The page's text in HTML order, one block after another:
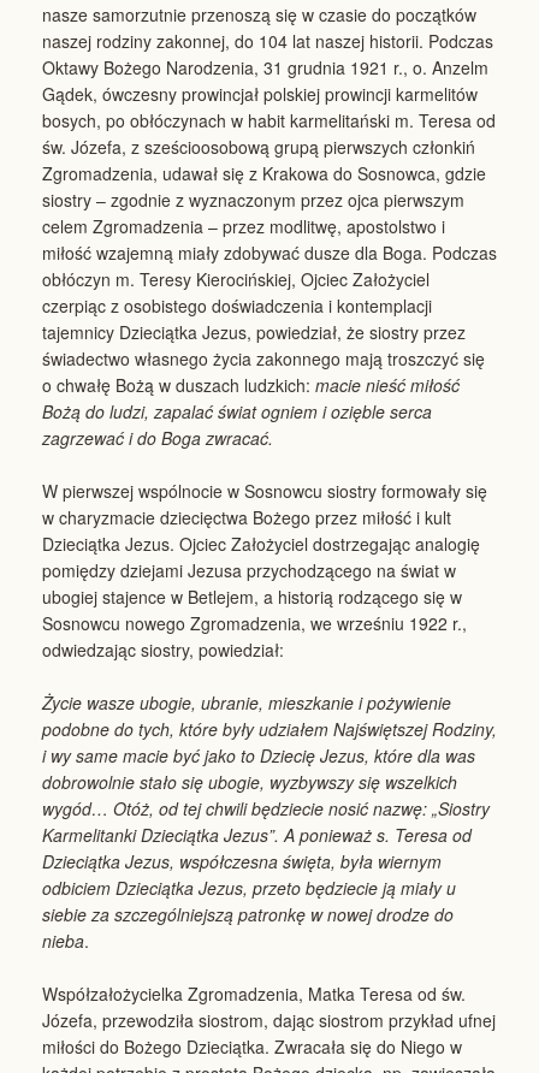
nasze samorzutnie przenoszą się w czasie do początków
naszej rodziny zakonnej, do 104 lat naszej historii. Podczas
Oktawy Bożego Narodzenia, 31 grudnia 1921 r., o. Anzelm
Gądek, ówczesny prowincjał polskiej prowincji karmelitów
bosych, po obłóczynach w habit karmelitański m. Teresa od
św. Józefa, z sześcioosobową grupą pierwszych członkiń
Zgromadzenia, udawał się z Krakowa do Sosnowca, gdzie
siostry – zgodnie z wyznaczonym przez ojca pierwszym
celem Zgromadzenia – przez modlitwę, apostolstwo i
miłość wzajemną miały zdobywać dusze dla Boga. Podczas
obłóczyn m. Teresy Kierocińskiej, Ojciec Założyciel
czerpiąc z osobistego doświadczenia i kontemplacji
tajemnicy Dzieciątka Jezus, powiedział, że siostry przez
świadectwo własnego życia zakonnego mają troszczyć się
o chwałę Bożą w duszach ludzkich: macie nieść miłość
Bożą do ludzi, zapalać świat ogniem i ozięble serca
zagrzewać i do Boga zwracać.
W pierwszej wspólnocie w Sosnowcu siostry formowały się
w charyzmacie dziecięctwa Bożego przez miłość i kult
Dzieciątka Jezus. Ojciec Założyciel dostrzegając analogię
pomiędzy dziejami Jezusa przychodzącego na świat w
ubogiej stajence w Betlejem, a historią rodzącego się w
Sosnowcu nowego Zgromadzenia, we wrześniu 1922 r.,
odwiedzając siostry, powiedział:
Życie wasze ubogie, ubranie, mieszkanie i pożywienie
podobne do tych, które były udziałem Najświętszej Rodziny,
i wy same macie być jako to Dziecię Jezus, które dla was
dobrowolnie stało się ubogie, wyzbywszy się wszelkich
wygód… Otóż, od tej chwili będziecie nosić nazwę: „Siostry
Karmelitanki Dzieciątka Jezus”. A ponieważ s. Teresa od
Dzieciątka Jezus, współczesna święta, była wiernym
odbiciem Dzieciątka Jezus, przeto będziecie ją miały u
siebie za szczególniejszą patronkę w nowej drodze do
nieba.
Współzałożycielka Zgromadzenia, Matka Teresa od św.
Józefa, przewodziła siostrom, dając siostrom przykład ufnej
miłości do Bożego Dzieciątka. Zwracała się do Niego w